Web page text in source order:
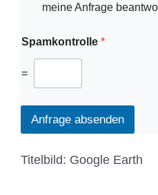
meine Anfrage
Spamkontrolle *
=
Anfrage absenden
Titelbild: Google Earth